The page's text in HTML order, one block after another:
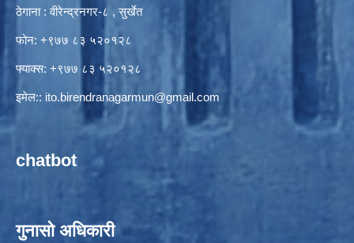
ठेगाना : वीरेन्द्रनगर-८ , सुर्खेत
फोन: +९७७ ८३ ५२०१२८
फ्याक्स: +९७७ ८३ ५२०१२८
इमेल:: ito.birendranagarmun@gmail.com
chatbot
गुनासो अधिकारी